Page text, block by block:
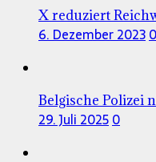
X reduziert
6. Dezember 20230
Belgische Polizei
29. Juli 20250